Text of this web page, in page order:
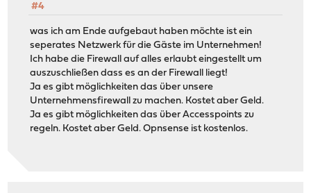
#4
was ich am Ende aufgebaut haben möchte ist ein
seperates Netzwerk für die Gäste im Unternehmen!
Ich habe die Firewall auf alles erlaubt eingestellt um
auszuschließen dass es an der Firewall liegt!
Ja es gibt möglichkeiten das über unsere
Unternehmensfirewall zu machen. Kostet aber Geld.
Ja es gibt möglichkeiten das über Accesspoints zu
regeln. Kostet aber Geld. Opnsense ist kostenlos.